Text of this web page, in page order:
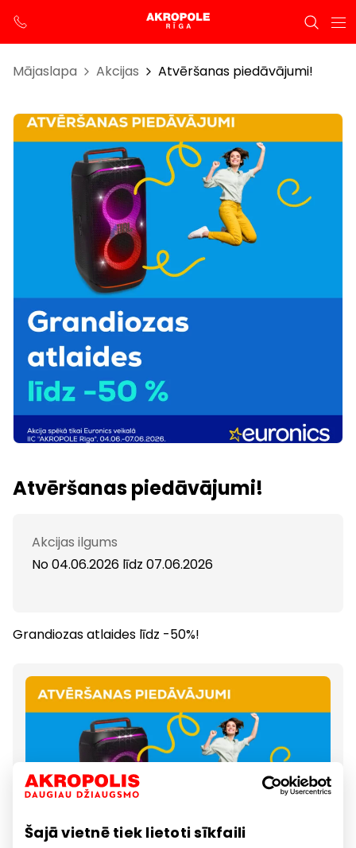
Šajā vietnē tiek lietoti sīkfaili
Mājaslapa Akcijas Atvēršanas piedāvājumi!
Atvēršanas piedāvājumi!
Akcijas ilgums
No 04.06.2026 līdz 07.06.2026
Grandiozas atlaides līdz -50%!